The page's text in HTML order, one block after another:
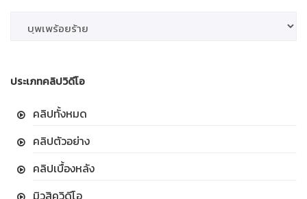
ประเภทคลิปวิดีโอ
คลิปทั้งหมด
คลิปตัวอย่าง
คลิปเบื้องหลัง